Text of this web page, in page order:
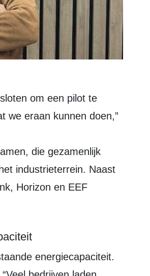
we eraan kunnen doen,”
die gezamenlijk
industrieterrein. Naast
Horizon en EEF